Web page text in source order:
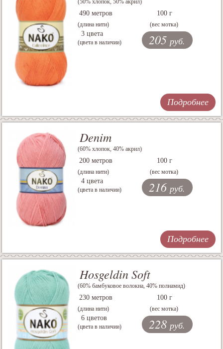
(50% хлопок, 50% акрил)
490 метров
(длина нити)
100 г
(вес мотка)
3 цвета
(цвета в наличии) 205 руб.
Подробнее
Denim
(60% хлопок, 40% акрил)
200 метров
(длина нити)
100 г
(вес мотка)
4 цвета
(цвета в наличии) 216 руб.
Подробнее
Hosgeldin Soft
(60% бамбуковое волокна, 40% полиамид)
230 метров
(длина нити)
100 г
(вес мотка)
6 цветов
(цвета в наличии) 228 руб.